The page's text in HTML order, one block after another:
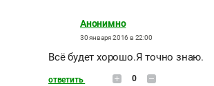
Анонимно
30 января 2016 в 22:00
Всё будет хорошо.Я точно знаю.
ответить 0